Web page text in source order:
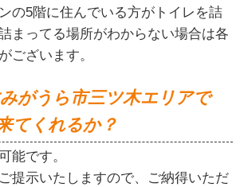
の5階に住んでいる方がトイレを詰
まってる場所がわからない場合は各
ございます。
がうら市三ツ木エリアで
てくれるか？
能です。
提示いたしますので、ご納得いただ